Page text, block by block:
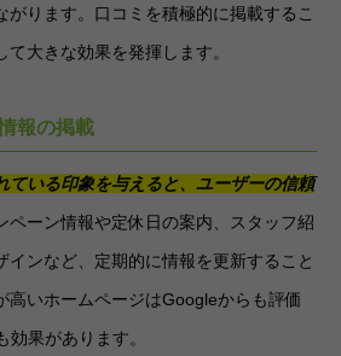
がります。口コミを積極的に掲載するこ
大きな効果を発揮します。
報の掲載
ている印象を与えると、ユーザーの信頼
ペーン情報や定休日の案内、スタッフ紹
インなど、定期的に情報を更新すること
高いホームページはGoogleからも評価
効果があります。